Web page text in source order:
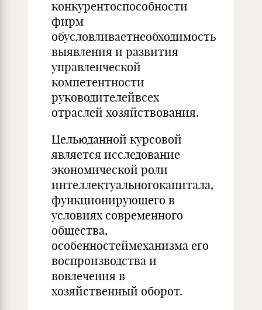
конкурентоспособности
фирм
обусловливаетнеобходимость
выявления и развития
управленческой
компетентности
руководителейвсех
отраслей хозяйствования.
Цельюданной курсовой
является исследование
экономической роли
интеллектуальногокапитала,
функционирующего в
условиях современного
общества,
особенностеймеханизма его
воспроизводства и
вовлечения в
хозяйственный оборот.